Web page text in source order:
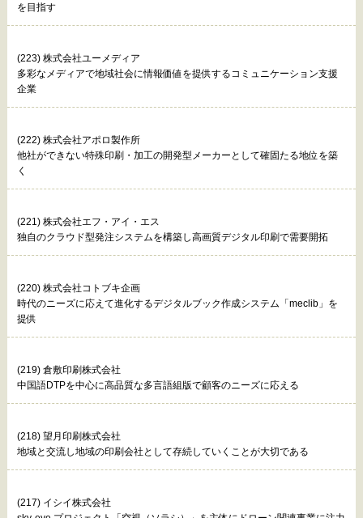
を目指す
(223) 株式会社ユーメディア
多彩なメディアで地域社会に情報価値を提供するコミュニケーション支援
企業
(222) 株式会社アポロ製作所
他社ができない特殊印刷・加工の開発型メーカーとして確固たる地位を築
く
(221) 株式会社エフ・アイ・エス
独自のクラウド型発注システムを構築し高画質デジタル印刷で需要開拓
(220) 株式会社コトブキ企画
時代のニーズに応えて進化するデジタルブック作成システム「meclib」を
提供
(219) 倉敷印刷株式会社
中国語DTPを中心に高品質な多言語組版で顧客のニーズに応える
(218) 望月印刷株式会社
地域と交流し地域の印刷会社として存続していくことが大切である
(217) イシイ株式会社